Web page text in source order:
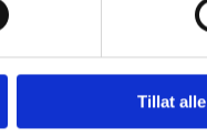
Tillat alle